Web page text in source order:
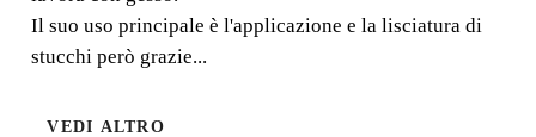
Il suo uso principale è l'applicazione e la lisciatura di
stucchi però grazie...
VEDI ALTRO